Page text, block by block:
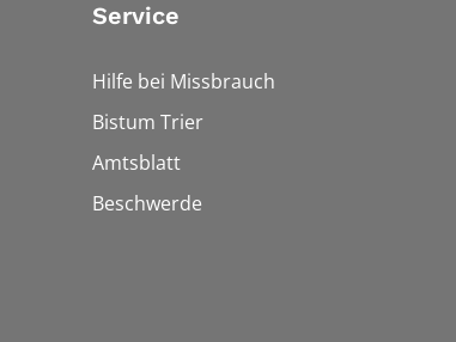
Service
Hilfe bei Missbrauch
Bistum Trier
Amtsblatt
Beschwerde